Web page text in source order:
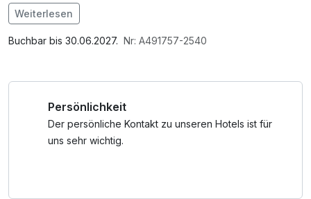
In unserem Adults-Only-Hotel genießen Sie eine ruhige
und entspannte Atmosphäre, da unser Haus ausschließlich
für Erwachsene konzipiert ist und wir keine Kinder
Wellnessangebote und eine romantische Umgebung
schätzen. Wir bieten Ihnen die perfekte Umgebung für
Erholung und ungestörte Zweisamkeit.
Im Angebot enthalten
1 Flasche Mineralwasser, Saunabenutzung, Saunatuch,
Weiterlesen
Buchbar bis 30.06.2027. Nr: A491757-2540
Persönlichkeit
Der persönliche Kontakt zu unseren Hotels ist für
uns sehr wichtig.